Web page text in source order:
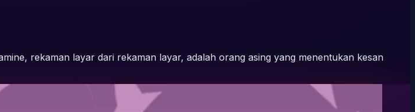
rekaman layar dari rekaman layar, adalah orang asing yang menentukan kesan